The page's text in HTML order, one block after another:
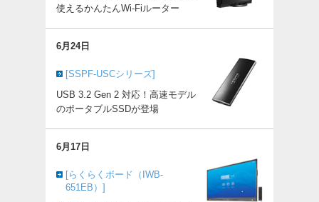
使えるかんたんWi-Fiルーター
6月24日
[SSPF-USCシリーズ]
USB 3.2 Gen 2 対応！高速モデル
のポータブルSSDが登場
6月17日
[らくらくボード（IWB-
651EB）]